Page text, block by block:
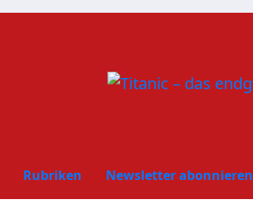
Rubriken Newsletter abonnieren